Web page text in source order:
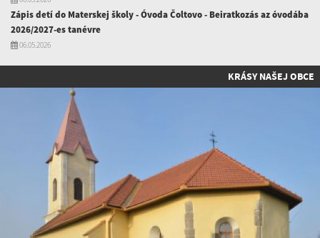
Zápis detí do Materskej školy - Óvoda Čoltovo - Beiratkozás az óvodába
2026/2027-es tanévre
06.05.2026
KRÁSY NAŠEJ OBCE